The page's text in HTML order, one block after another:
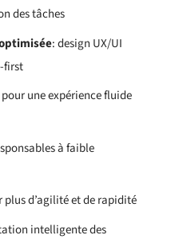
des tâches
: design UX/UI
first
pour une expérience fluide
à faible
plus d’agilité et de rapidité
intelligente des